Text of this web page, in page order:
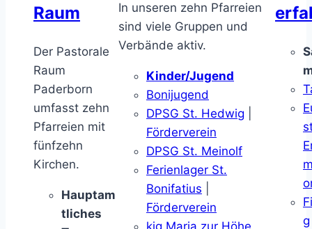
Raum
Der Pastorale
Raum
Paderborn
umfasst zehn
Pfarreien mit
fünfzehn
Kirchen.
Hauptam
tliches
In unseren zehn Pfarreien
sind viele Gruppen und
Verbände aktiv.
Kinder/Jugend
Bonijugend
DPSG St. Hedwig
Förderverein
DPSG St. Meinolf
Ferienlager St.
Bonifatius
Förderverein
kjg Maria zur Höhe
g